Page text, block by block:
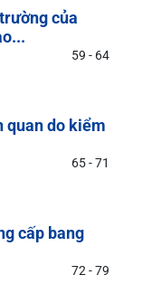
của
59 - 64
quan do kiểm
65 - 71
cấp bang
72 - 79